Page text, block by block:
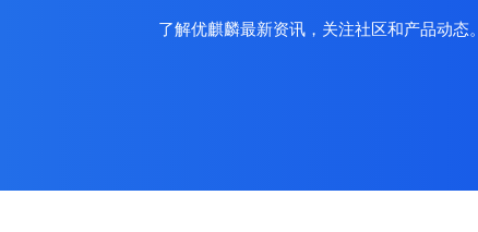
了解优麒麟最新资讯，关注社区和产品动态。